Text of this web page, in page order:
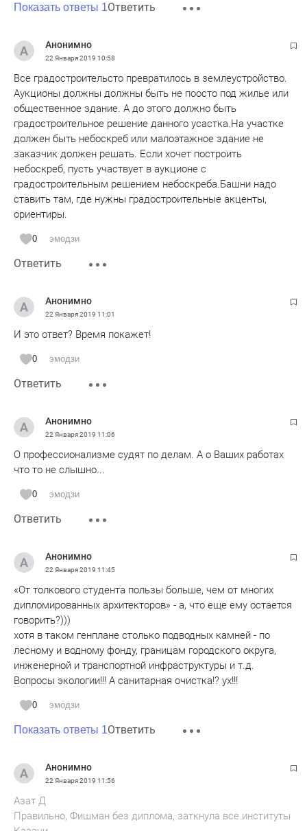
Показать ответы 1Ответить
Анонимно
22 Января 2019 10:58
Все градостроительсто превратилось в землеустройство.
Аукционы должны должны быть не поосто под жилье или
общественное здание. А до этого должно быть
градостроительное решение данного усастка.На участке
должен быть небоскреб или малоэтажное здание не
заказчик должен решать. Если хочет построить
небоскреб, пусть участвует в аукционе с
градостроительным решением небоскреба.Башни надо
ставить там, где нужны градостроительные акценты,
ориентиры.
0 эмодзи
Ответить
Анонимно
22 Января 2019 11:01
И это ответ? Время покажет!
0 эмодзи
Ответить
Анонимно
22 Января 2019 11:06
О профессионализме судят по делам. А о Ваших работах
что то не слышно...
0 эмодзи
Ответить
Анонимно
22 Января 2019 11:45
«От толкового студента пользы больше, чем от многих
дипломированных архитекторов» - а, что еще ему остается
говорить?)))
хотя в таком генплане столько подводных камней - по
лесному и водному фонду, границам городского округа,
инженерной и транспортной инфраструктуры и т.д.
Вопросы экологии!!! А санитарная очистка!? ух!!!
0 эмодзи
Показать ответы 1Ответить
Анонимно
22 Января 2019 11:56
Азат Д
Правильно, Фишман без диплома, заткнула все институты